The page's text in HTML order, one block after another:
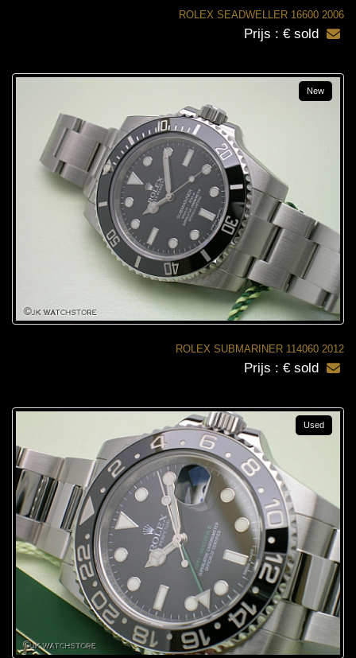
ROLEX SEADWELLER 16600 2006
Prijs : € sold
ROLEX SUBMARINER 114060 2012
New
Prijs : € sold
Used